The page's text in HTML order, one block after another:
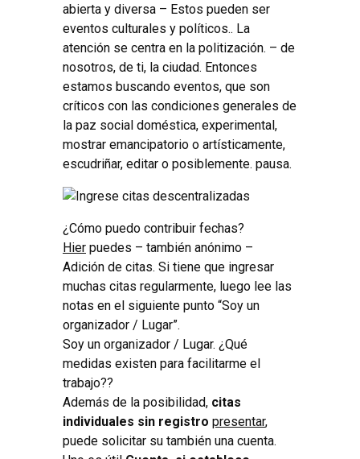
abierta y diversa – Estos pueden ser
eventos culturales y políticos.. La
atención se centra en la politización. – de
nosotros, de ti, la ciudad. Entonces
estamos buscando eventos, que son
críticos con las condiciones generales de
la paz social doméstica, experimental,
mostrar emancipatorio o artísticamente,
escudriñar, editar o posiblemente. pausa.
¿Cómo puedo contribuir fechas?
Hier puedes – también anónimo –
Adición de citas. Si tiene que ingresar
muchas citas regularmente, luego lee las
notas en el siguiente punto “Soy un
organizador / Lugar”.
Soy un organizador / Lugar. ¿Qué
medidas existen para facilitarme el
trabajo??
Además de la posibilidad, citas
individuales sin registro presentar,
puede solicitar su también una cuenta.